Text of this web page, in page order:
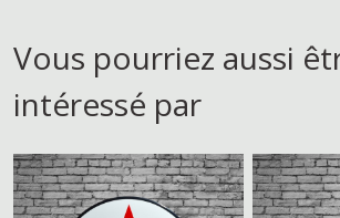
Vous pourriez aussi
intéressé par